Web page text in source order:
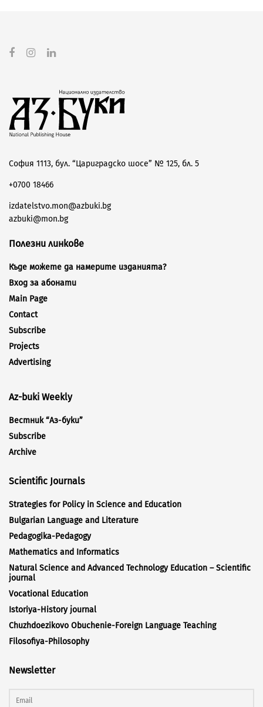
София 1113, бул. “Цариградско шосе” № 125, бл. 5
+0700 18466
izdatelstvo.mon@azbuki.bg
azbuki@mon.bg
Полезни линкове
Къде можете да намерите изданията?
Вход за абонати
Main Page
Contact
Subscribe
Projects
Advertising
Az-buki Weekly
Вестник “Аз-буки”
Subscribe
Archive
Scientific Journals
Strategies for Policy in Science and Education
Bulgarian Language and Literature
Pedagogika-Pedagogy
Mathematics and Informatics
Natural Science and Advanced Technology Education – Scientific
journal
Vocational Education
Istoriya-History journal
Chuzhdoezikovo Obuchenie-Foreign Language Teaching
Filosofiya-Philosophy
Newsletter